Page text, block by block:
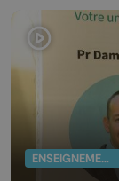
ENSEIGNEMENT